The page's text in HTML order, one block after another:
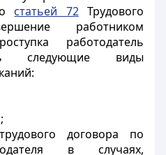
статьей 72Трудового
работником
работодатель
следующие виды
договора по
в случаях,